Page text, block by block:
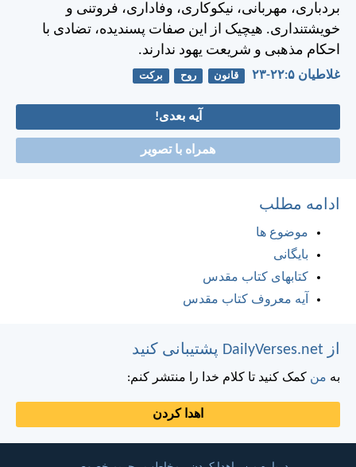
بردباری، مهربانی، نيكوكاری، وفاداری، فروتنی و
خويشتنداری. هيچيک از اين صفات پسنديده، تضادی با
احكام مذهبی و شريعت يهود ندارند.
غلاطيان ۵:‏۲۲-‏۲۳ قانون روح برکت
آیه بعدی!
همراه با تصویر
ادامه مطلب
موضوع ها
بایگانی
کتابهای کتاب مقدس
آیه معروف کتاب مقدس
از DailyVerses.net پشتیبانی کنید
به من کمک کنید تا کلام خدا را منتشر کنم:
اهدا کردن